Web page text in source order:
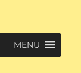
MENU